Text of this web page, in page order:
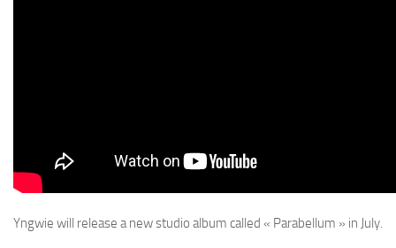
Yngwie will release a new studio album called « Parabellum » in July.